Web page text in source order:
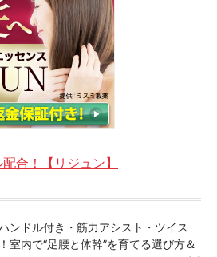
合！【リジュン】
ンドル付き・筋力アシスト・ツイス
室内で“足腰と体幹”を育てる選び方＆